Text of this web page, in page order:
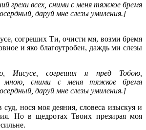
грехи всех, сними с меня тяжкое бремя
даруй мне слезы умиления.]
согреших Ти, очисти мя, возми бремя
и яко благоутробен, даждь ми слезы
Иисусе, согрешил я пред Тобою,
мною, сними с меня тяжкое бремя
даруй мне слезы умиления.]
нося моя деяния, словеса изыскуя и
Но в щедротах Твоих презирая моя